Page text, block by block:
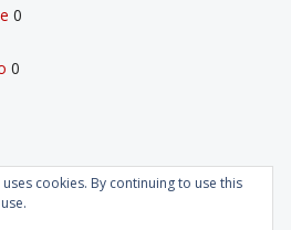
0
0
cookies. By continuing to use this